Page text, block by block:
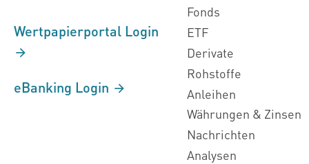
Wertpapierportal Login
eBanking Login
Fonds
ETF
Derivate
Rohstoffe
Anleihen
Währungen & Zinsen
Nachrichten
Analysen